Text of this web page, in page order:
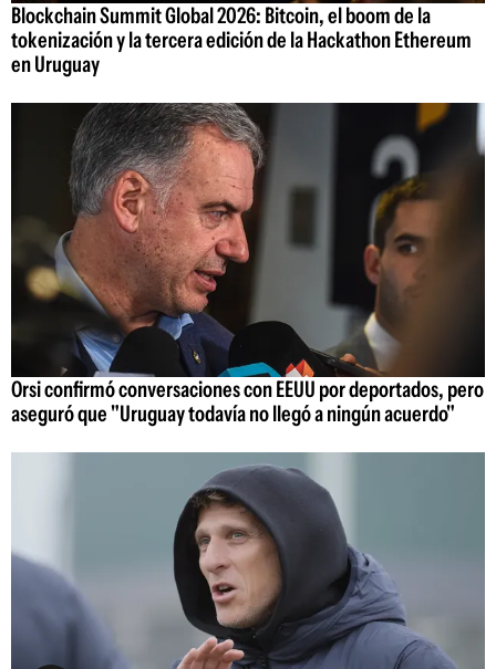
Blockchain Summit Global 2026: Bitcoin, el boom de la
tokenización y la tercera edición de la Hackathon Ethereum
en Uruguay
Orsi confirmó conversaciones con EEUU por deportados, pero
aseguró que "Uruguay todavía no llegó a ningún acuerdo"